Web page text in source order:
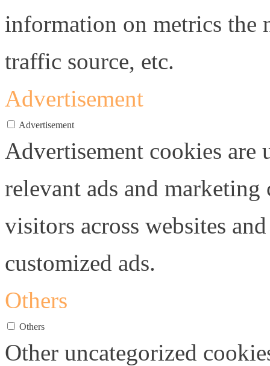
information on metrics the
traffic source, etc.
Advertisement
Advertisement
Advertisement cookies
relevant ads and marketing
visitors across websites
customized ads.
Others
Others
Other uncategorized